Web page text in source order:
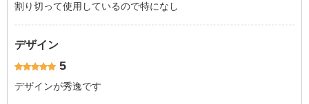
割り切って使用しているので特になし
デザイン
5
デザインが秀逸です